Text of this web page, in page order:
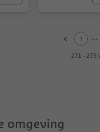
1 ...
271 - 275
omgeving